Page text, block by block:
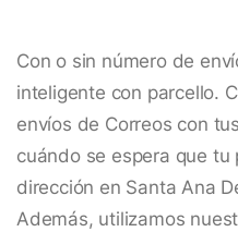
Con o sin número de
inteligente con parcello.
envíos de Correos con
cuándo se espera que tu
dirección en Santa Ana
Además, utilizamos